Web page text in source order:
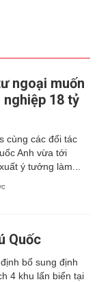
ngoại muốn
18 tỷ
cùng các đối tác
Anh vừa tới
ý tưởng làm...
Quốc
bổ sung định
4 khu lấn biển tại